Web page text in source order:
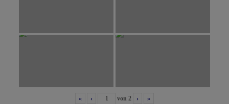
« ‹ von 2 › »